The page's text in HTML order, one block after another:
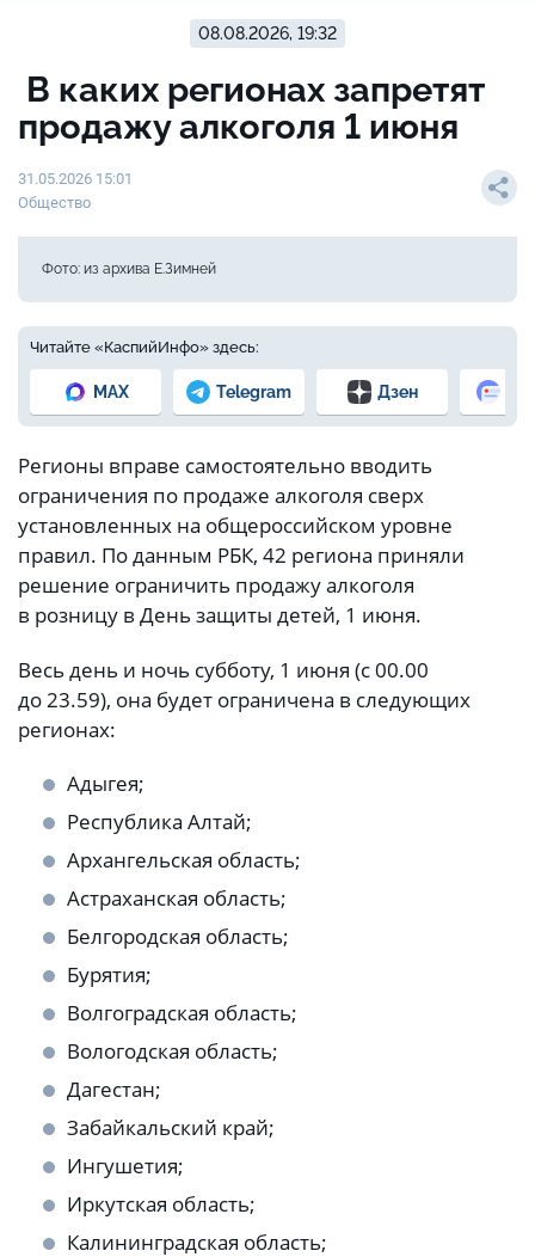
08.08.2026, 19:32
В каких регионах запретят
продажу алкоголя 1 июня
31.05.2026 15:01
Общество
Фото: из архива Е.Зимней
Читайте «КаспийИнфо» здесь:
MAX Telegram Дзен
Регионы вправе самостоятельно вводить
ограничения по продаже алкоголя сверх
установленных на общероссийском уровне
правил. По данным РБК, 42 региона приняли
решение ограничить продажу алкоголя
в розницу в День защиты детей, 1 июня.
Весь день и ночь субботу, 1 июня (с 00.00
до 23.59), она будет ограничена в следующих
регионах:
Адыгея;
Республика Алтай;
Архангельская область;
Астраханская область;
Белгородская область;
Бурятия;
Волгоградская область;
Вологодская область;
Дагестан;
Забайкальский край;
Ингушетия;
Иркутская область;
Калининградская область;